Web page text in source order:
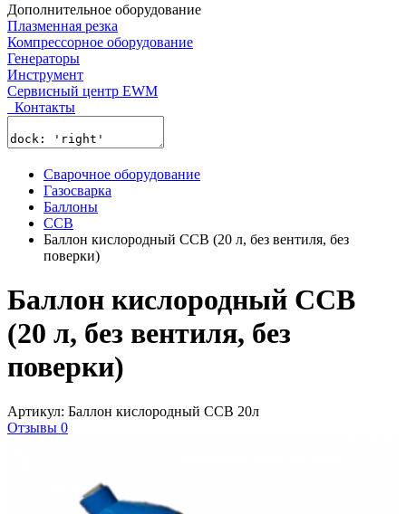
Дополнительное оборудование
Плазменная резка
Компрессорное оборудование
Генераторы
Инструмент
Сервисный центр EWM
Контакты
Сварочное оборудование
Газосварка
Баллоны
ССВ
Баллон кислородный ССВ (20 л, без вентиля, без
поверки)
Баллон кислородный ССВ
(20 л, без вентиля, без
поверки)
Артикул: Баллон кислородный ССВ 20л
Отзывы 0